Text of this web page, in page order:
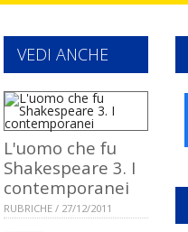
VEDI ANCHE
L'uomo che fu
Shakespeare 3. I
contemporanei
RUBRICHE / 27/12/2011